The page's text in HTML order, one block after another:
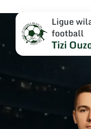
Ligue
football
Tizi